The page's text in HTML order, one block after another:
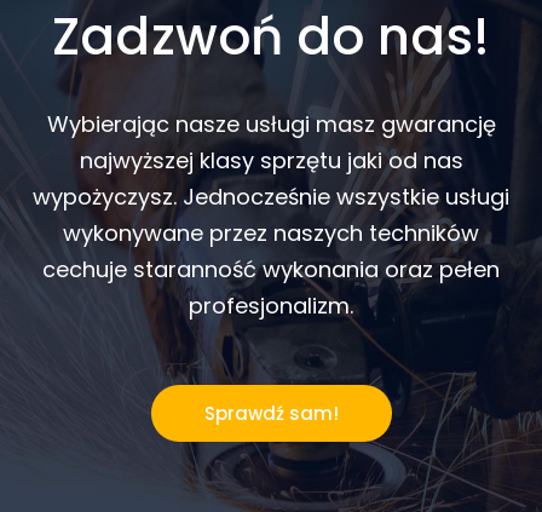
Zadzwoń do nas!
Wybierając nasze usługi masz gwarancję
najwyższej klasy sprzętu jaki od nas
wypożyczysz. Jednocześnie wszystkie usługi
wykonywane przez naszych techników
cechuje staranność wykonania oraz pełen
profesjonalizm.
Sprawdź sam!